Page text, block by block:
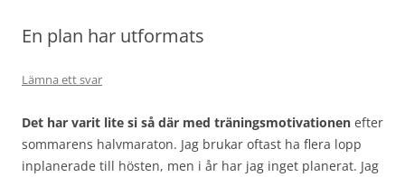
En plan har utformats
Lämna ett svar
Det har varit lite si så där med träningsmotivationen efter
sommarens halvmaraton. Jag brukar oftast ha flera lopp
inplanerade till hösten, men i år har jag inget planerat. Jag